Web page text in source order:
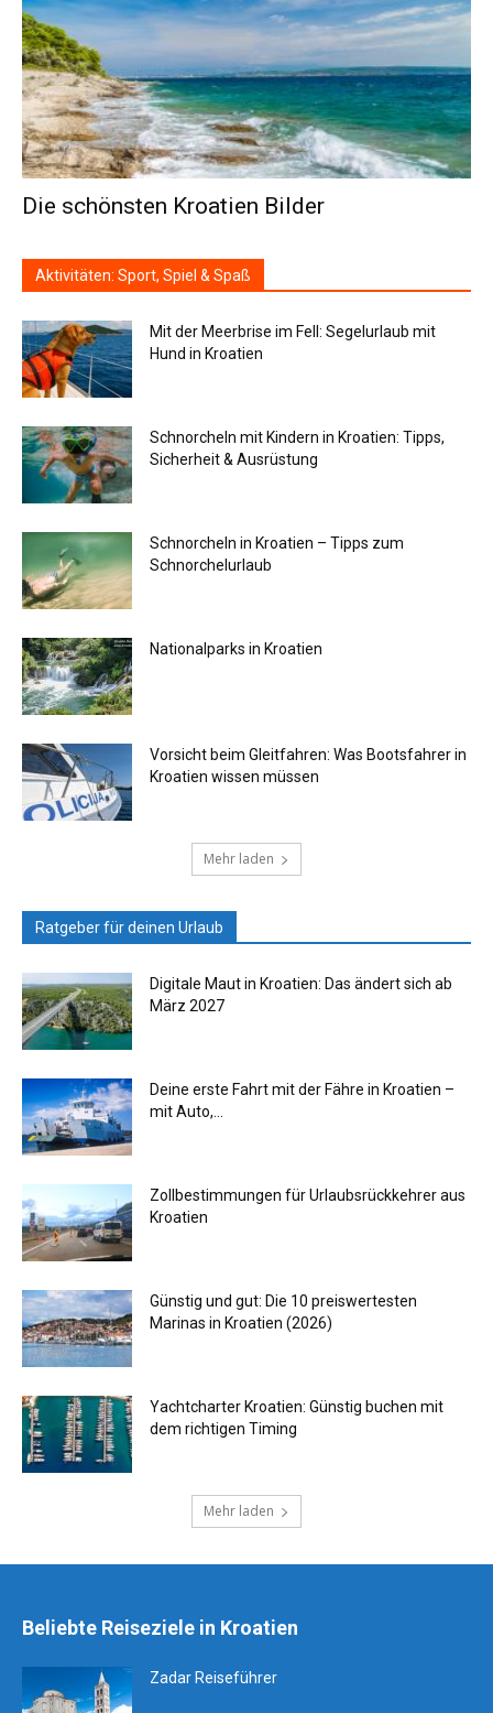
Die schönsten Kroatien Bilder
Aktivitäten: Sport, Spiel & Spaß
Mit der Meerbrise im Fell: Segelurlaub mit
Hund in Kroatien
Schnorcheln mit Kindern in Kroatien: Tipps,
Sicherheit & Ausrüstung
Schnorcheln in Kroatien – Tipps zum
Schnorchelurlaub
Nationalparks in Kroatien
Vorsicht beim Gleitfahren: Was Bootsfahrer in
Kroatien wissen müssen
Mehr laden
Ratgeber für deinen Urlaub
Digitale Maut in Kroatien: Das ändert sich ab
März 2027
Deine erste Fahrt mit der Fähre in Kroatien –
mit Auto,...
Zollbestimmungen für Urlaubsrückkehrer aus
Kroatien
Günstig und gut: Die 10 preiswertesten
Marinas in Kroatien (2026)
Yachtcharter Kroatien: Günstig buchen mit
dem richtigen Timing
Mehr laden
Beliebte Reiseziele in Kroatien
Zadar Reiseführer